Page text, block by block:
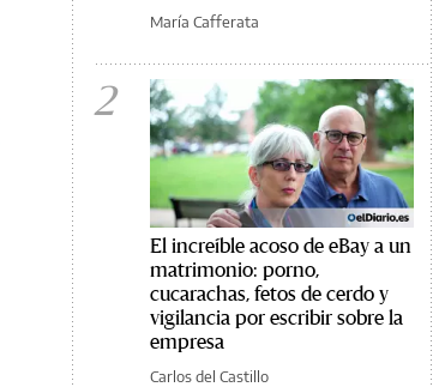
María Cafferata
2
El increíble acoso de eBay a un
matrimonio: porno,
cucarachas, fetos de cerdo y
vigilancia por escribir sobre la
empresa
Carlos del Castillo